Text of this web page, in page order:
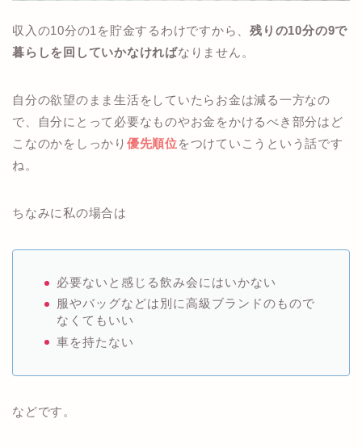
収入の10分の1を貯金するわけですから、残りの10分の9で
暮らしを回していかなければなりません。
自分の欲望のまま生活をしていたらお金は減る一方なの
で、自分にとって必要なものやお金をかけるべき部分はど
こなのかをしっかり 優先順位をつけていこうという話です
ね。
ちなみに私の場合は
必要ないと感じる飲み会にはいかない
服やバッグなどは別に高級ブランドのもので
なくてもいい
車を持たない
などです。